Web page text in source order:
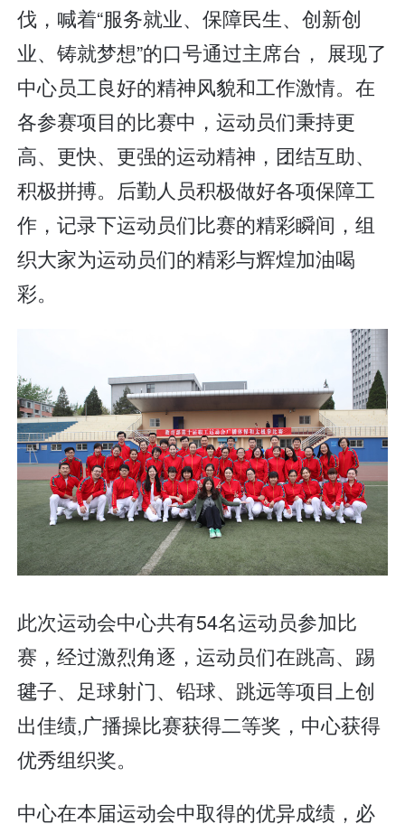
伐，喊着“服务就业、保障民生、创新创
业、铸就梦想”的口号通过主席台， 展现了
中心员工良好的精神风貌和工作激情。在
各参赛项目的比赛中，运动员们秉持更
高、更快、更强的运动精神，团结互助、
积极拼搏。后勤人员积极做好各项保障工
作，记录下运动员们比赛的精彩瞬间，组
织大家为运动员们的精彩与辉煌加油喝
彩。
此次运动会中心共有54名运动员参加比
赛，经过激烈角逐，运动员们在跳高、踢
毽子、足球射门、铅球、跳远等项目上创
出佳绩,广播操比赛获得二等奖，中心获得
优秀组织奖。
中心在本届运动会中取得的优异成绩，必